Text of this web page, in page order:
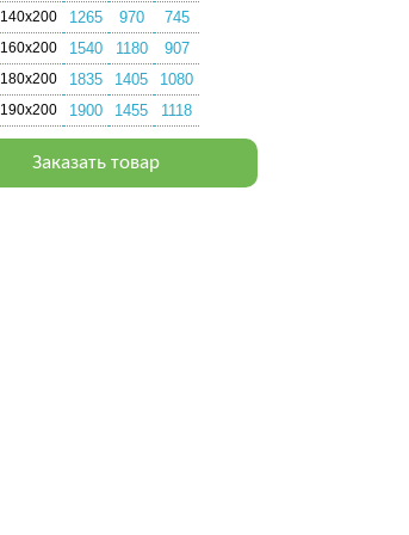
140х200 1265 970 745
160х200 1540 1180 907
180х200 1835 1405 1080
190х200 1900 1455 1118
Заказать товар